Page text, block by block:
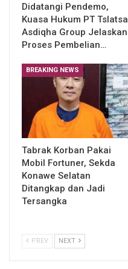
Didatangi Pendemo,
Kuasa Hukum PT Tslatsa
Asdiqha Group Jelaskan
Proses Pembelian…
BREAKING NEWS
Tabrak Korban Pakai
Mobil Fortuner, Sekda
Konawe Selatan
Ditangkap dan Jadi
Tersangka
PREV NEXT